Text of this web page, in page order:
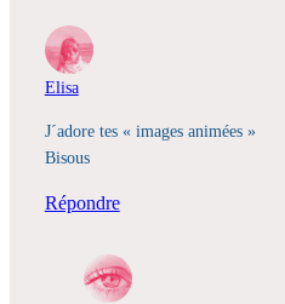
Elisa
J´adore tes « images animées »
Bisous
Répondre